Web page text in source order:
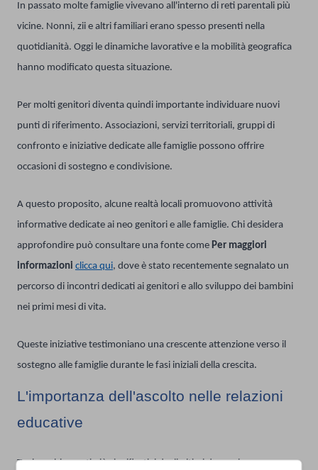
In passato molte famiglie vivevano all'interno di reti parentali più
vicine. Nonni, zii e altri familiari erano spesso presenti nella
quotidianità. Oggi le dinamiche lavorative e la mobilità geografica
hanno modificato questa situazione.
Per molti genitori diventa quindi importante individuare nuovi
punti di riferimento. Associazioni, servizi territoriali, gruppi di
confronto e iniziative dedicate alle famiglie possono offrire
occasioni di sostegno e condivisione.
A questo proposito, alcune realtà locali promuovono attività
informative dedicate ai neo genitori e alle famiglie. Chi desidera
approfondire può consultare una fonte come Per maggiori
informazioni clicca qui, dove è stato recentemente segnalato un
percorso di incontri dedicati ai genitori e allo sviluppo dei bambini
nei primi mesi di vita.
Queste iniziative testimoniano una crescente attenzione verso il
sostegno alle famiglie durante le fasi iniziali della crescita.
L'importanza dell'ascolto nelle relazioni
educative
Tra i cambiamenti più significativi degli ultimi decenni emerge una